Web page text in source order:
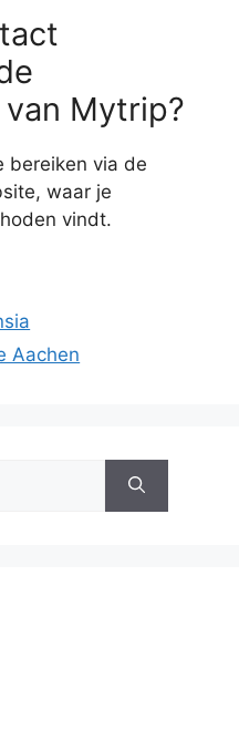
Mytrip?
bereiken via de
waar je
vindt.
Aachen